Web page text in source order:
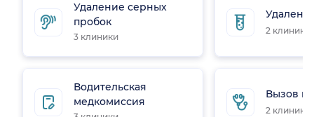
Удаление серных
пробок
3 клиники
Водительская
медкомиссия
2 клиники
Вызов
2 клиники